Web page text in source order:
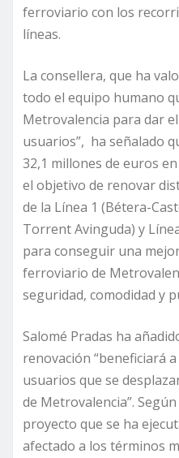
ferroviario con los
líneas.
La consellera, que ha
todo el equipo humano
Metrovalencia para dar
usuarios”, ha señalado
32,1 millones de euros
el objetivo de renovar
de la Línea 1 (Bétera-
Torrent Avinguda) y
para conseguir una
ferroviario de
seguridad, comodidad y
Salomé Pradas ha
renovación “beneficiará
usuarios que se
de Metrovalencia”.
proyecto que se ha
afectado a los términos